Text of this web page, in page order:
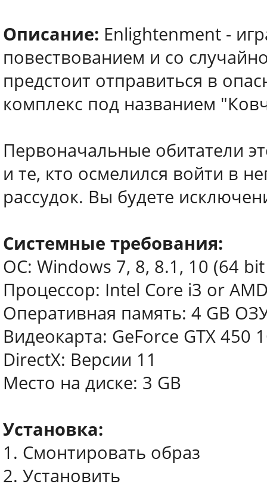
Описание: Enlightenment -
повествованием и со
предстоит отправиться в
комплекс под названием
Первоначальные обитатели
и те, кто осмелился войти в
рассудок. Вы будете
Системные требования:
ОС: Windows 7, 8, 8.1, 10 (64
Процессор: Intel Core i3 or
Оперативная память: 4 GB
Видеокарта: GeForce GTX 450
DirectX: Версии 11
Место на диске: 3 GB
Установка:
1. Смонтировать образ
2. Установить